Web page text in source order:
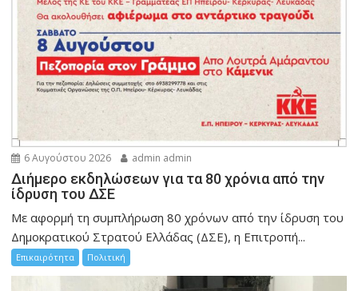
6 Αυγούστου 2026 admin admin
Διήμερο εκδηλώσεων για τα 80 χρόνια από την
ίδρυση του ΔΣΕ
Με αφορμή τη συμπλήρωση 80 χρόνων από την ίδρυση του
Δημοκρατικού Στρατού Ελλάδας (ΔΣΕ), η Επιτροπή...
Επικαιρότητα Πολιτική